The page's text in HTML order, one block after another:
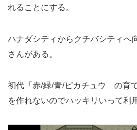
れることにする。
ハナダシティからクチバシティへ
さんがある。
初代「赤/緑/青/ピカチュウ」の育
を作れないのでハッキリいって利